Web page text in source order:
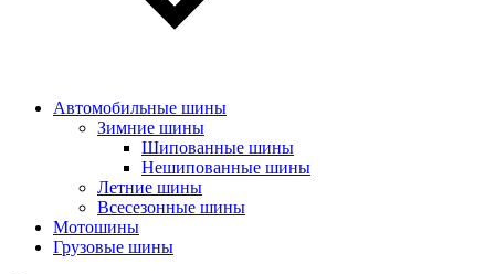
Автомобильные шины
Зимние шины
Шипованные шины
Нешипованные шины
Летние шины
Всесезонные шины
Мотошины
Грузовые шины